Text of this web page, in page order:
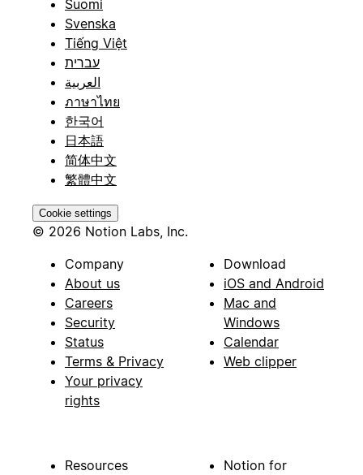
Suomi
Svenska
Tiếng Việt
עברית
العربية
ภาษาไทย
한국어
日本語
简体中文
繁體中文
Cookie settings
© 2026 Notion Labs, Inc.
Company
About us
Careers
Security
Status
Terms & Privacy
Your privacy
rights
Download
iOS and Android
Mac and
Windows
Calendar
Web clipper
Resources
Notion for